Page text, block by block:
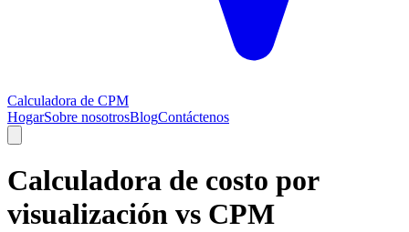
Calculadora de CPM
HogarSobre nosotrosBlogContáctenos
Calculadora de costo por
visualización vs CPM